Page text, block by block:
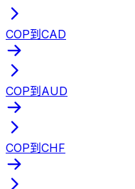
COP到CAD
COP到AUD
COP到CHF